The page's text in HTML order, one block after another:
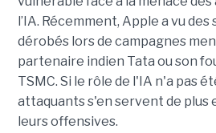
l’IA. Récemment, Apple a vu
dérobés lors de campagnes
partenaire indien Tata ou son
TSMC. Si le rôle de l'IA n'a pas
attaquants s'en servent de plus
leurs offensives.